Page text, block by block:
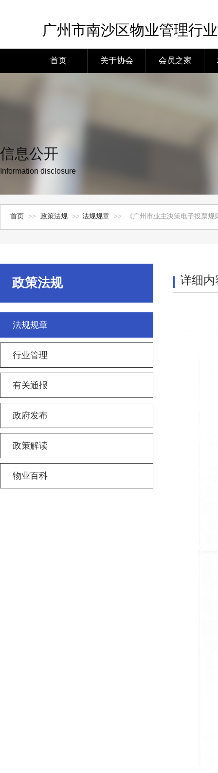
广州市南沙区物业管理行
首页 关于协会 会员之家
信息公开
Information disclosure
首页 >> 政策法规 >> 法规规章 >> 《广州市业主决策电子投票规
政策法规
法规规章
行业管理
有关通报
政府发布
政策解读
物业百科
详细内